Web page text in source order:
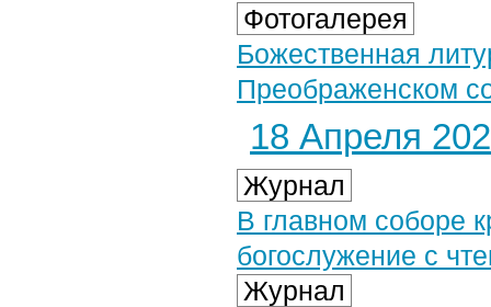
Фотогалерея
Божественная
Преображенском
18 Апреля
Журнал
В главном соборе
богослужение с
Журнал